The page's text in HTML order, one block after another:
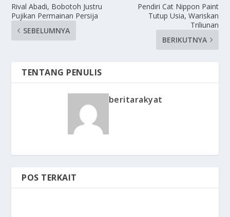
Rival Abadi, Bobotoh Justru
Pujikan Permainan Persija
SEBELUMNYA
Pendiri Cat Nippon Paint
Tutup Usia, Wariskan
Triliunan
BERIKUTNYA
TENTANG PENULIS
beritarakyat
POS TERKAIT